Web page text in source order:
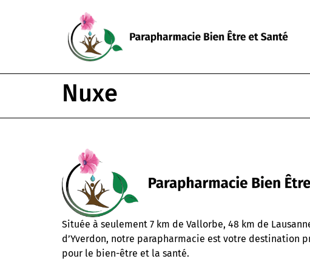
Nuxe
Située à seulement 7 km de Vallorbe, 48 km de
d’Yverdon, notre parapharmacie est votre destination
pour le bien-être et la santé.